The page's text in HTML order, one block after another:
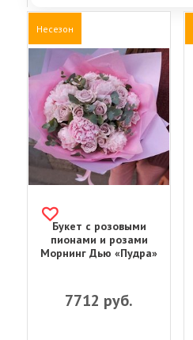
Несезон
Букет с розовыми
пионами и розами
Морнинг Дью «Пудра»
7712 руб.